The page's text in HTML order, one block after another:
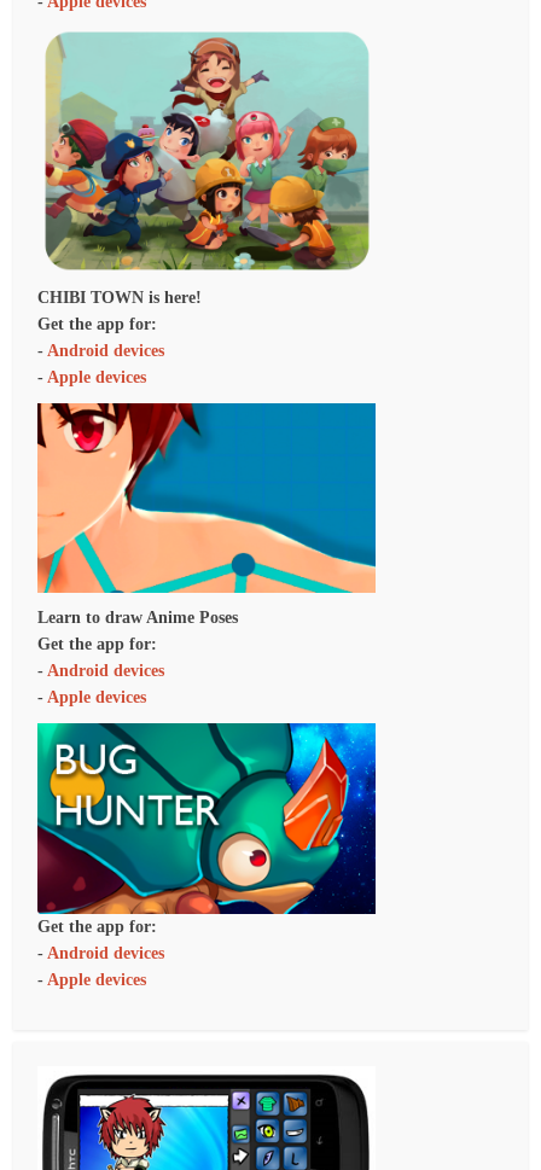
CHIBI TOWN is here!
Get the app for:
- Android devices
- Apple devices
Learn to draw Anime Poses
Get the app for:
-Android devices
-Apple devices
Get the app for:
- Android devices
- Apple devices